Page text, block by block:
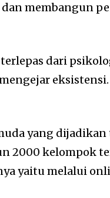
membangun
dari
yang
2000 kelompok
yaitu melalui